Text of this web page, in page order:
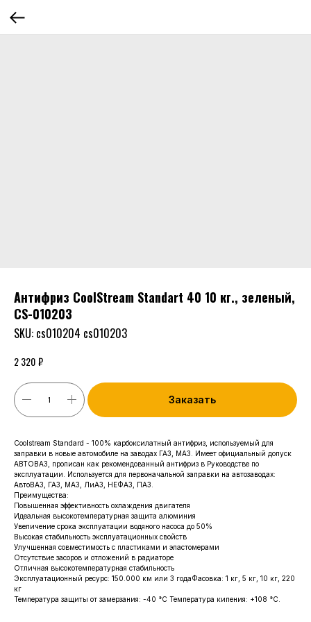
Антифриз CoolStream Standart 40 10 кг., зеленый,
CS-010203
SKU: cs010204 cs010203
2 320₽
Заказать
Coolstream Standard - 100% карбоксилатный антифриз, используемый для
заправки в новые автомобиле на заводах ГАЗ, МАЗ. Имеет официальный допуск
АВТОВАЗ, прописан как рекомендованный антифриз в Руководстве по
эксплуатации. Используется для первоначальной заправки на автозаводах:
АвтоВАЗ, ГАЗ, МАЗ, ЛиАЗ, НЕФАЗ, ПАЗ.
Преимущества:
Повышенная эффективность охлаждения двигателя
Идеальная высокотемпературная защита алюминия
Увеличение срока эксплуатации водяного насоса до 50%
Высокая стабильность эксплуатационных свойств
Улучшенная совместимость с пластиками и эластомерами
Отсутствие засоров и отложений в радиаторе
Отличная высокотемпературная стабильность
Эксплуатационный ресурс: 150.000 км или 3 годаФасовка: 1 кг, 5 кг, 10 кг, 220
кг
Температура защиты от замерзания: -40 °С Температура кипения: +108 °C.